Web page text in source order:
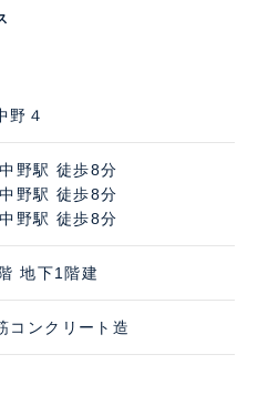
野４
野駅 徒歩8分
野駅 徒歩8分
野駅 徒歩8分
地下1階建
コンクリート造